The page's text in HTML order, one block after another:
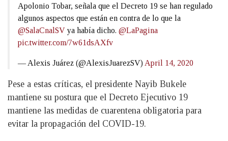
Apolonio Tobar, señala que el Decreto 19 se han regulado
algunos aspectos que están en contra de lo que la
@SalaCnalSV ya había dicho. @LaPagina
pic.twitter.com/7w61dsAXfv
— Alexis Juárez (@AlexisJuarezSV) April 14, 2020
Pese a estas críticas, el presidente Nayib Bukele
mantiene su postura que el Decreto Ejecutivo 19
mantiene las medidas de cuarentena obligatoria para
evitar la propagación del COVID-19.